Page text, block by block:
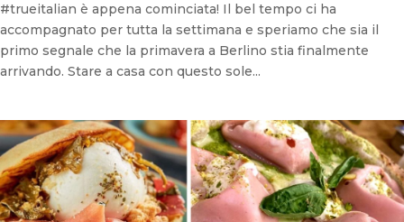
#trueitalian è appena cominciata! Il bel tempo ci ha
accompagnato per tutta la settimana e speriamo che sia il
primo segnale che la primavera a Berlino stia finalmente
arrivando. Stare a casa con questo sole...